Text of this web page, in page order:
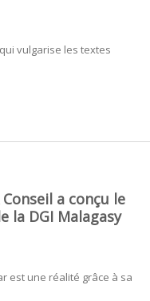
vulgarise les textes
a conçu le
la DGI Malagasy
est une réalité grâce à sa